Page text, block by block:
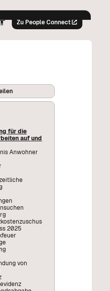
Zu People Connect
für die
auf und
Anwohner
2025
von